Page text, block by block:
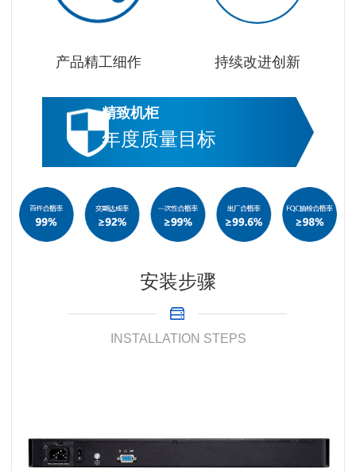
产品精工细作 持续改进创新
精致机柜
年度质量目标
安装步骤
INSTALLATION STEPS